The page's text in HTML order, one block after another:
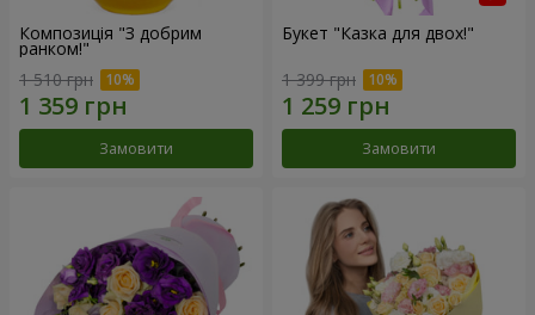
Композиція "З добрим
ранком!"
1 510 грн
Замовити
Букет "Казка для двох!"
1 399 грн
Замовити